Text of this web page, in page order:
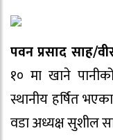
पवन प्रसाद साह/
१० मा खाने
स्थानीय हर्षित
वडा अध्यक्ष सुशील